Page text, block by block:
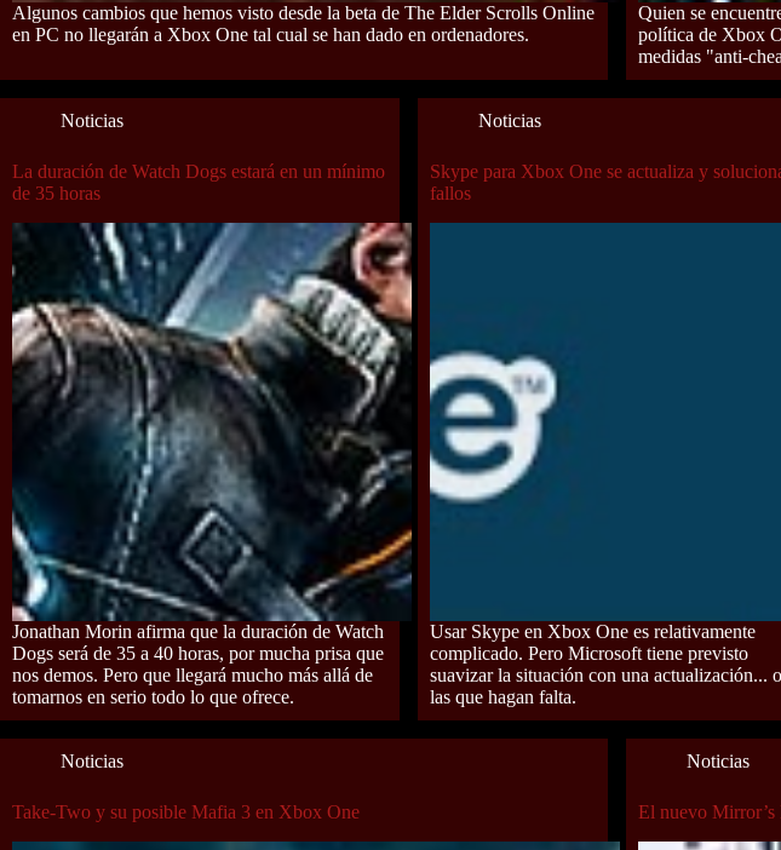
Algunos cambios que hemos visto desde la beta de The Elder Scrolls Online
en PC no llegarán a Xbox One tal cual se han dado en ordenadores.
Quien se
política de Xbox
medidas "anti-
Noticias
La duración de Watch Dogs estará en un mínimo
de 35 horas
Jonathan Morin afirma que la duración de Watch
Dogs será de 35 a 40 horas, por mucha prisa que
nos demos. Pero que llegará mucho más allá de
tomarnos en serio todo lo que ofrece.
Noticias
Skype para Xbox One se actualiza y
fallos
Usar Skype en Xbox One es relativamente
complicado. Pero Microsoft tiene previsto
suavizar la situación con una actualización... o
las que hagan falta.
Noticias
Take-Two y su posible Mafia 3 en Xbox One
Noticias
El nuevo Mirror’s